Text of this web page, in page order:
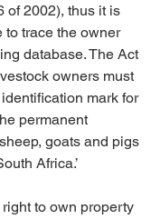
of 2002), thus it is
to trace the owner
database. The Act
owners must
mark for
permanent
goats and pigs
Africa.’
to own property